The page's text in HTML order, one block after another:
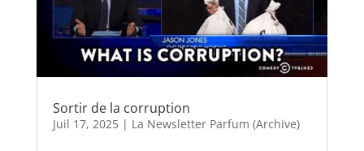
Sortir de la corruption
Juil 17, 2025| La Newsletter Parfum (Archive)